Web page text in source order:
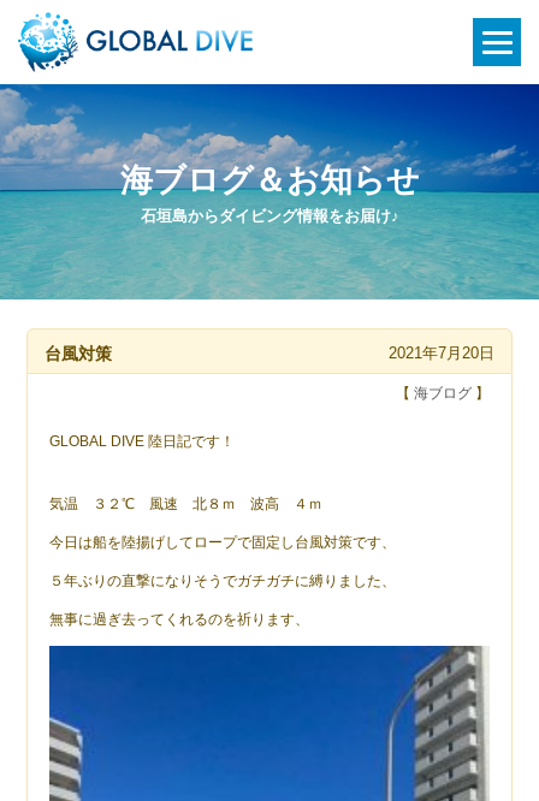
石垣島からダイビング情報をお届け♪
海ブログ＆お知らせ
台風対策 2021年7月20日
【 海ブログ】
GLOBAL DIVE 陸日記です！
気温 ３２℃ 風速 北８ｍ 波高 ４ｍ
今日は船を陸揚げしてロープで固定し台風対策です、
５年ぶりの直撃になりそうでガチガチに縛りました、
無事に過ぎ去ってくれるのを祈ります、